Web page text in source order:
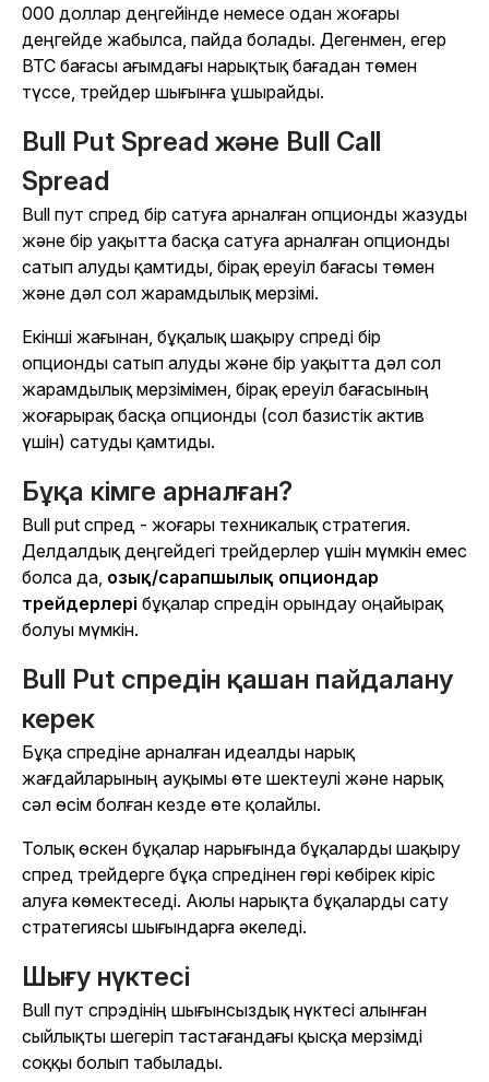
000 доллар деңгейінде немесе одан жоғары
деңгейде жабылса, пайда болады. Дегенмен, егер
BTC бағасы ағымдағы нарықтық бағадан төмен
түссе, трейдер шығынға ұшырайды.
Bull Put Spread және Bull Call
Spread
Bull пут спред бір сатуға арналған опционды жазуды
және бір уақытта басқа сатуға арналған опционды
сатып алуды қамтиды, бірақ ереуіл бағасы төмен
және дәл сол жарамдылық мерзімі.
Екінші жағынан, бұқалық шақыру спреді бір
опционды сатып алуды және бір уақытта дәл сол
жарамдылық мерзімімен, бірақ ереуіл бағасының
жоғарырақ басқа опционды (сол базистік актив
үшін) сатуды қамтиды.
Бұқа кімге арналған?
Bull put спред - жоғары техникалық стратегия.
Делдалдық деңгейдегі трейдерлер үшін мүмкін емес
болса да, озық/сарапшылық опциондар
трейдерлері бұқалар спредін орындау оңайырақ
болуы мүмкін.
Bull Put спредін қашан пайдалану
керек
Бұқа спредіне арналған идеалды нарық
жағдайларының ауқымы өте шектеулі және нарық
сәл өсім болған кезде өте қолайлы.
Толық өскен бұқалар нарығында бұқаларды шақыру
спред трейдерге бұқа спредінен гөрі көбірек кіріс
алуға көмектеседі. Аюлы нарықта бұқаларды сату
стратегиясы шығындарға әкеледі.
Шығу нүктесі
Bull пут спрэдінің шығынсыздық нүктесі алынған
сыйлықты шегеріп тастағандағы қысқа мерзімді
соққы болып табылады.